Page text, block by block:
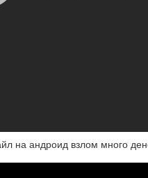
на андроид взлом много